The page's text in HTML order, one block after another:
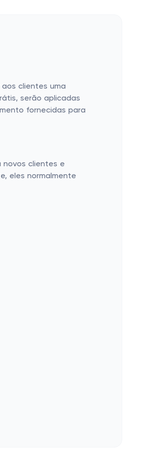
clientes uma
serão aplicadas
fornecidas para
novos clientes e
eles normalmente